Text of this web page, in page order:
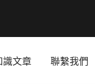
識文章 聯繫我們